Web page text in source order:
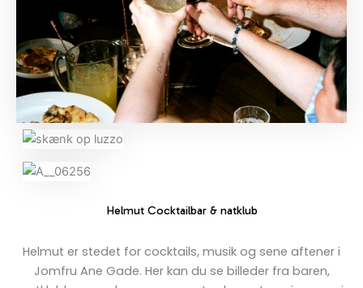
Helmut Cocktailbar & natklub
Helmut er stedet for cocktails, musik og sene aftener i
Jomfru Ane Gade. Her kan du se billeder fra baren,